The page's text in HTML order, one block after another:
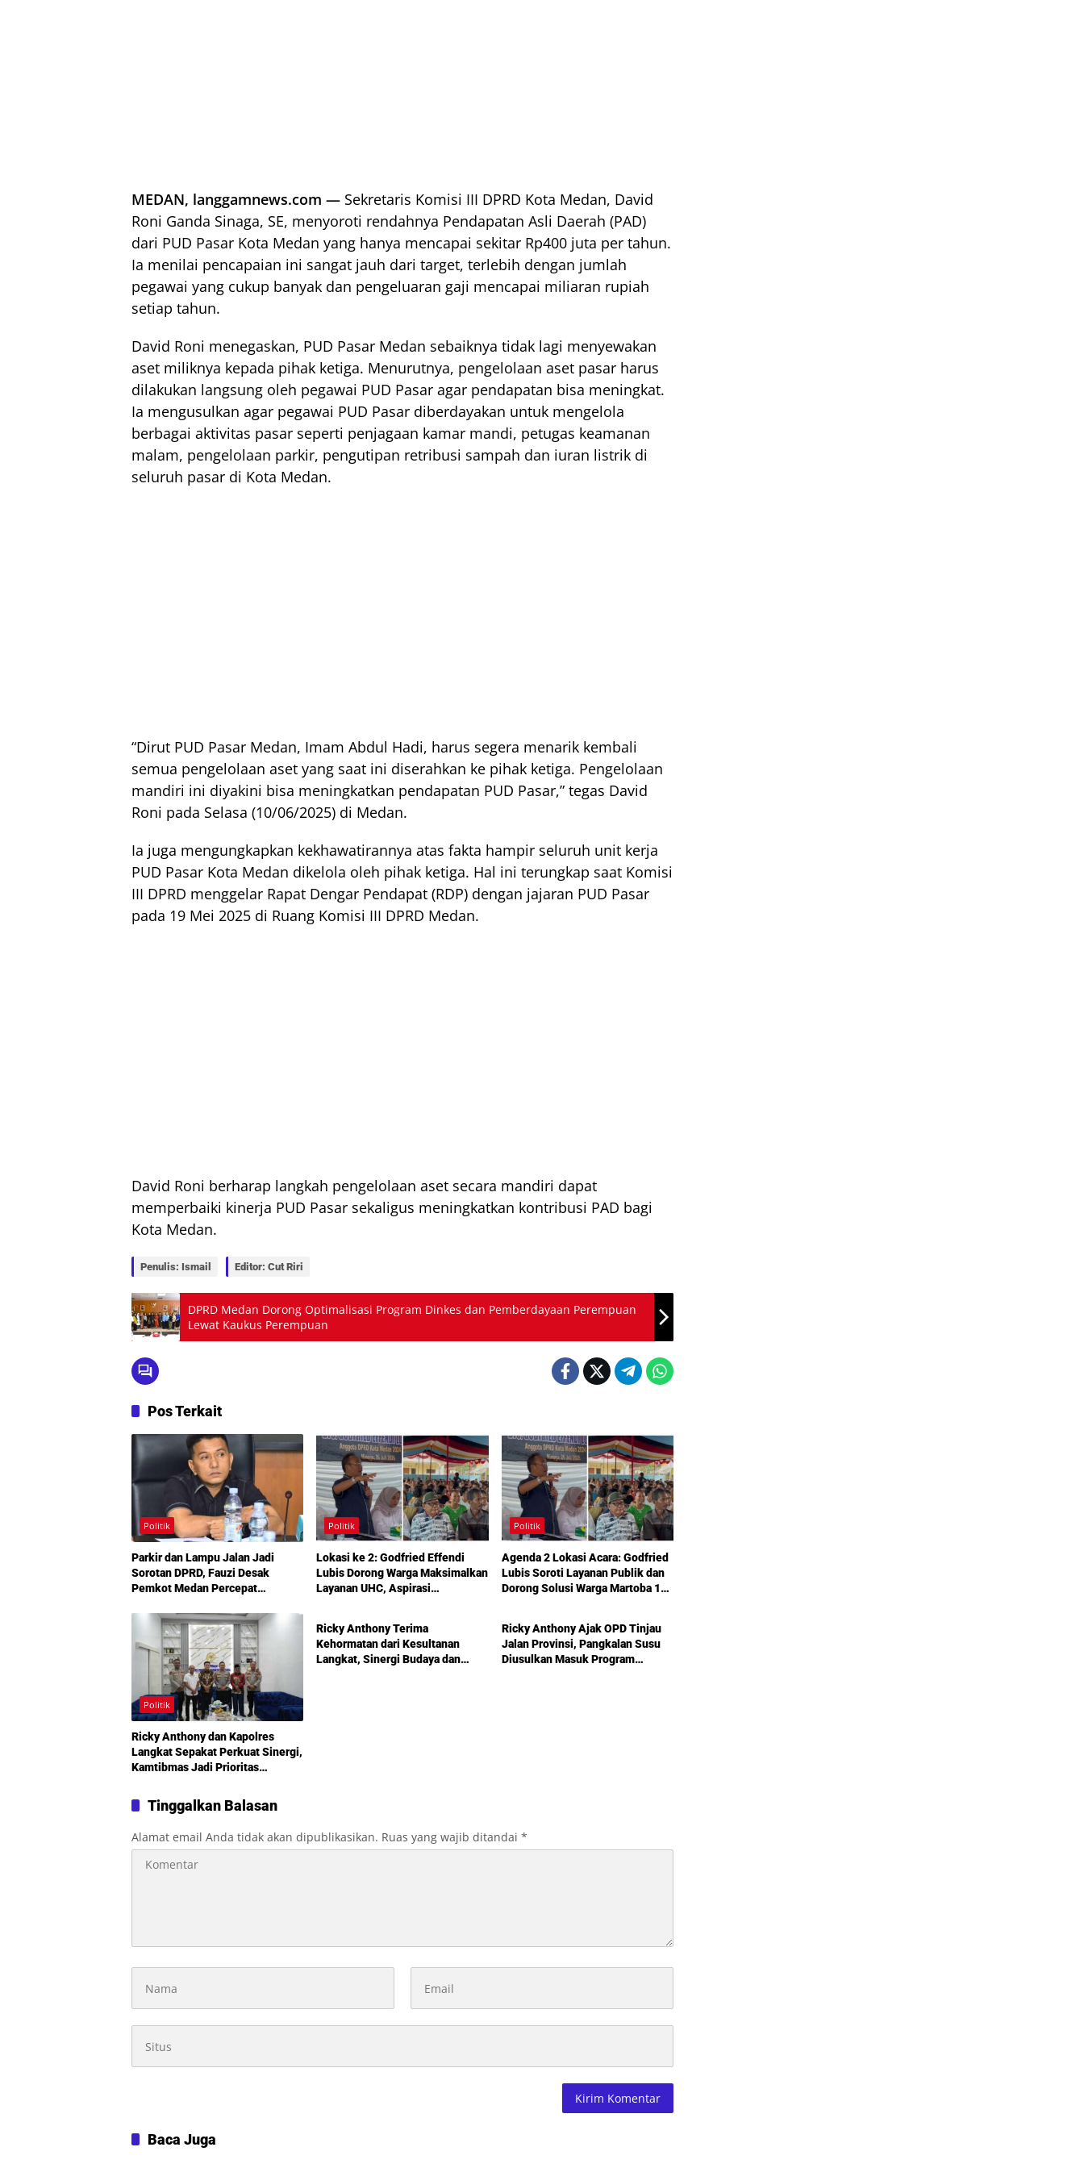
MEDAN, langgamnews.com — Sekretaris Komisi III DPRD Kota Medan, David
Roni Ganda Sinaga, SE, menyoroti rendahnya Pendapatan Asli Daerah (PAD)
dari PUD Pasar Kota Medan yang hanya mencapai sekitar Rp400 juta per tahun.
Ia menilai pencapaian ini sangat jauh dari target, terlebih dengan jumlah
pegawai yang cukup banyak dan pengeluaran gaji mencapai miliaran rupiah
setiap tahun.
David Roni menegaskan, PUD Pasar Medan sebaiknya tidak lagi menyewakan
aset miliknya kepada pihak ketiga. Menurutnya, pengelolaan aset pasar harus
dilakukan langsung oleh pegawai PUD Pasar agar pendapatan bisa meningkat.
Ia mengusulkan agar pegawai PUD Pasar diberdayakan untuk mengelola
berbagai aktivitas pasar seperti penjagaan kamar mandi, petugas keamanan
malam, pengelolaan parkir, pengutipan retribusi sampah dan iuran listrik di
seluruh pasar di Kota Medan.
“Dirut PUD Pasar Medan, Imam Abdul Hadi, harus segera menarik kembali
semua pengelolaan aset yang saat ini diserahkan ke pihak ketiga. Pengelolaan
mandiri ini diyakini bisa meningkatkan pendapatan PUD Pasar,” tegas David
Roni pada Selasa (10/06/2025) di Medan.
Ia juga mengungkapkan kekhawatirannya atas fakta hampir seluruh unit kerja
PUD Pasar Kota Medan dikelola oleh pihak ketiga. Hal ini terungkap saat Komisi
III DPRD menggelar Rapat Dengar Pendapat (RDP) dengan jajaran PUD Pasar
pada 19 Mei 2025 di Ruang Komisi III DPRD Medan.
David Roni berharap langkah pengelolaan aset secara mandiri dapat
memperbaiki kinerja PUD Pasar sekaligus meningkatkan kontribusi PAD bagi
Kota Medan.
Penulis: Ismail Editor: Cut Riri
DPRD Medan Dorong Optimalisasi Program Dinkes dan Pemberdayaan Perempuan
Lewat Kaukus Perempuan
Pos Terkait
Politik
Parkir dan Lampu Jalan Jadi
Sorotan DPRD, Fauzi Desak
Pemkot Medan Percepat
Politik
Lokasi ke 2: Godfried Effendi
Lubis Dorong Warga Maksimalkan
Layanan UHC, Aspirasi
Amplas
Politik
Agenda 2 Lokasi Acara: Godfried
Lubis Soroti Layanan Publik dan
Dorong Solusi Warga Martoba 1
Politik
Ricky Anthony dan Kapolres
Langkat Sepakat Perkuat Sinergi,
Kamtibmas Jadi Prioritas
Politik
Ricky Anthony Terima
Kehormatan dari Kesultanan
Langkat, Sinergi Budaya dan
Politik
Ricky Anthony Ajak OPD Tinjau
Jalan Provinsi, Pangkalan Susu
Diusulkan Masuk Program
Tinggalkan Balasan
Alamat email Anda tidak akan dipublikasikan. Ruas yang wajib ditandai *
Baca Juga